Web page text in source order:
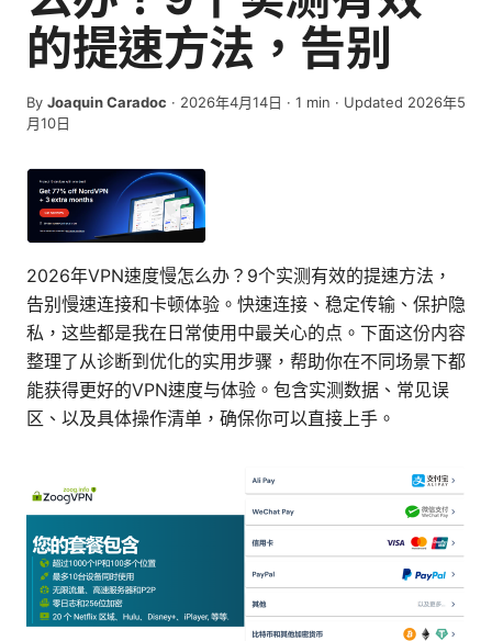
的提速方法，告别
By Joaquin Caradoc · 2026年4月14日 · 1 min · Updated 2026年5
月10日
2026年VPN速度慢怎么办？9个实测有效的提速方法，
告别慢速连接和卡顿体验。快速连接、稳定传输、保护隐
私，这些都是我在日常使用中最关心的点。下面这份内容
整理了从诊断到优化的实用步骤，帮助你在不同场景下都
能获得更好的VPN速度与体验。包含实测数据、常见误
区、以及具体操作清单，确保你可以直接上手。